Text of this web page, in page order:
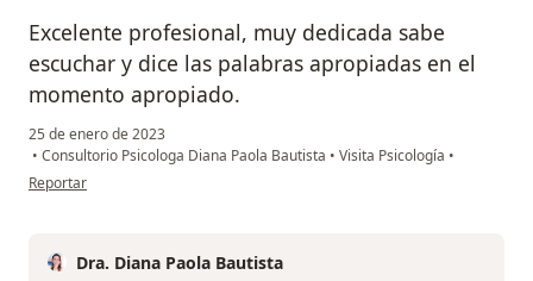
Excelente profesional, muy dedicada sabe
escuchar y dice las palabras apropiadas en el
momento apropiado.
25 de enero de 2023
• Consultorio Psicologa Diana Paola Bautista • Visita Psicología •
en opinión del usuario Karen pi
Reportar
Dra. Diana Paola Bautista